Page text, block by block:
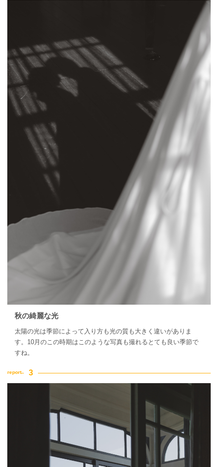
秋の綺麗な光
太陽の光は季節によって入り方も光の質も大きく違いがありま
す。10月のこの時期はこのような写真も撮れるとても良い季節で
すね。